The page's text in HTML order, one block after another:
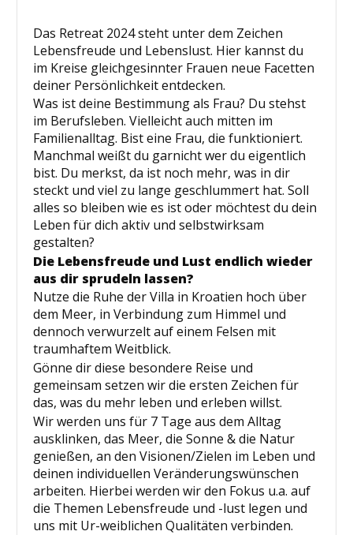
Das Retreat 2024 steht unter dem Zeichen
Lebensfreude und Lebenslust. Hier kannst du
im Kreise gleichgesinnter Frauen neue Facetten
deiner Persönlichkeit entdecken.
Was ist deine Bestimmung als Frau? Du stehst
im Berufsleben. Vielleicht auch mitten im
Familienalltag. Bist eine Frau, die funktioniert.
Manchmal weißt du garnicht wer du eigentlich
bist. Du merkst, da ist noch mehr, was in dir
steckt und viel zu lange geschlummert hat. Soll
alles so bleiben wie es ist oder möchtest du dein
Leben für dich aktiv und selbstwirksam
gestalten?
Die Lebensfreude und Lust endlich wieder
aus dir sprudeln lassen?
Nutze die Ruhe der Villa in Kroatien hoch über
dem Meer, in Verbindung zum Himmel und
dennoch verwurzelt auf einem Felsen mit
traumhaftem Weitblick.
Gönne dir diese besondere Reise und
gemeinsam setzen wir die ersten Zeichen für
das, was du mehr leben und erleben willst.
Wir werden uns für 7 Tage aus dem Alltag
ausklinken, das Meer, die Sonne & die Natur
genießen, an den Visionen/Zielen im Leben und
deinen individuellen Veränderungswünschen
arbeiten. Hierbei werden wir den Fokus u.a. auf
die Themen Lebensfreude und -lust legen und
uns mit Ur-weiblichen Qualitäten verbinden.